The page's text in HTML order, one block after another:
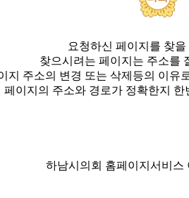
요청하신 페이지를 찾
찾으시려는 페이지는 주소를
지 주소의 변경 또는 삭제등의 이유
페이지의 주소와 경로가 정확한지
하남시의회 홈페이지서비스